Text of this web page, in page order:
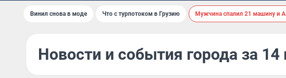
Винил снова в моде Что с турпотоком в Грузию Мужчина спалил 21 машину и
Новости и события города за